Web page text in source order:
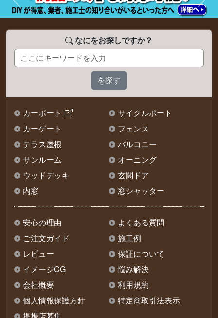
前へ 次へ
なにをお探しですか？
カーポート
サイクルポート
カーゲート
フェンス
テラス屋根
バルコニー
サンルーム
オーニング
ウッドデッキ
玄関ドア
内窓
窓シャッター
安心の理由
よくある質問
ご注文ガイド
施工例
レビュー
保証について
イメージCG
悩み解決
会社概要
利用規約
個人情報保護方針
特定商取引法表示
提携店募集